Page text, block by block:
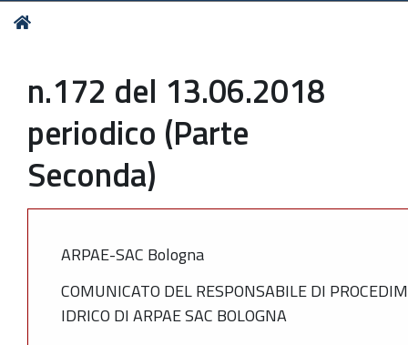
Tu
n.172 del 13.06.2018
periodico (Parte
Seconda)
ARPAE-SAC Bologna
COMUNICATO DEL RESPONSABILE DI
IDRICO DI ARPAE SAC BOLOGNA